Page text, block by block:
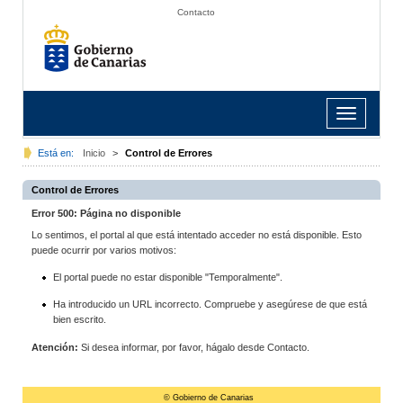
Contacto
Toggle
navigation
Está en: Inicio > Control de Errores
Control de Errores
Error 500: Página no disponible
Lo sentimos, el portal al que está intentado acceder no está disponible. Esto
puede ocurrir por varios motivos:
El portal puede no estar disponible "Temporalmente".
Ha introducido un URL incorrecto. Compruebe y asegúrese de que está
bien escrito.
Atención: Si desea informar, por favor, hágalo desde Contacto.
© Gobierno de Canarias